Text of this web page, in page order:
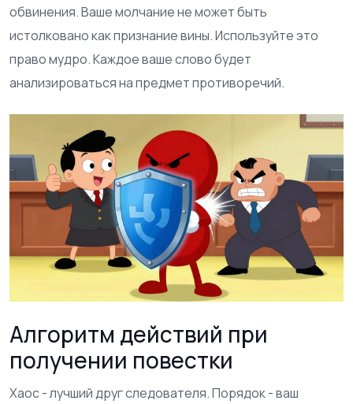
обвинения. Ваше молчание не может быть
истолковано как признание вины. Используйте это
право мудро. Каждое ваше слово будет
анализироваться на предмет противоречий.
Алгоритм действий при
получении повестки
Хаос - лучший друг следователя. Порядок - ваш